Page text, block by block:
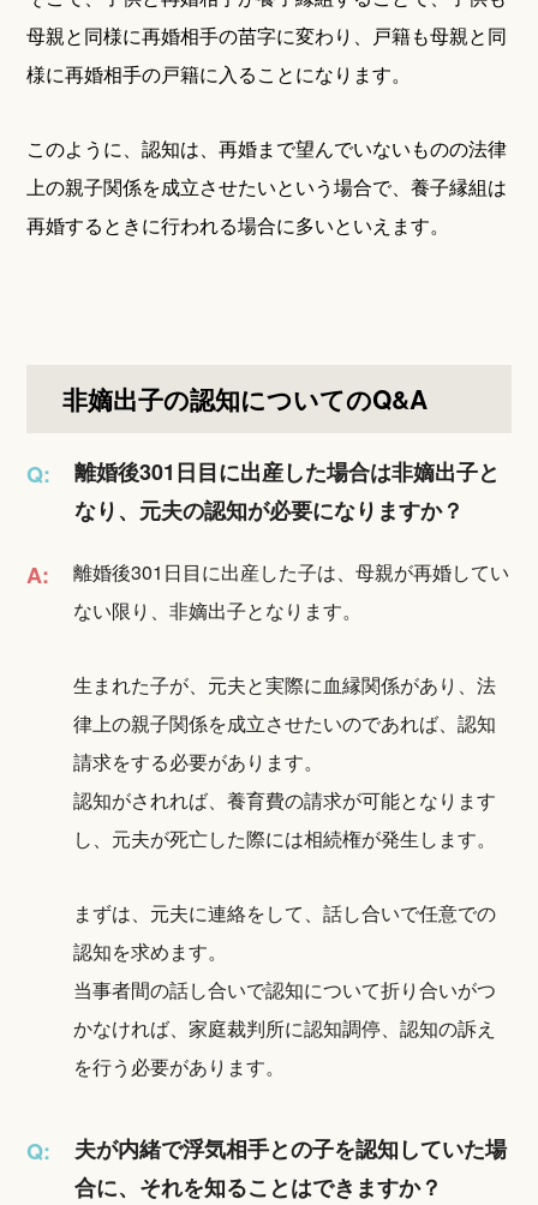
母親と同様に再婚相手の苗字に変わり、戸籍も母親と同
様に再婚相手の戸籍に入ることになります。
このように、認知は、再婚まで望んでいないものの法律
上の親子関係を成立させたいという場合で、養子縁組は
再婚するときに行われる場合に多いといえます。
非嫡出子の認知についてのQ&A
Q:
離婚後301日目に出産した場合は非嫡出子と
なり、元夫の認知が必要になりますか？
A:
離婚後301日目に出産した子は、母親が再婚してい
ない限り、非嫡出子となります。
生まれた子が、元夫と実際に血縁関係があり、法
律上の親子関係を成立させたいのであれば、認知
請求をする必要があります。
認知がされれば、養育費の請求が可能となります
し、元夫が死亡した際には相続権が発生します。
まずは、元夫に連絡をして、話し合いで任意での
認知を求めます。
当事者間の話し合いで認知について折り合いがつ
かなければ、家庭裁判所に認知調停、認知の訴え
を行う必要があります。
Q:
夫が内緒で浮気相手との子を認知していた場
合に、それを知ることはできますか？